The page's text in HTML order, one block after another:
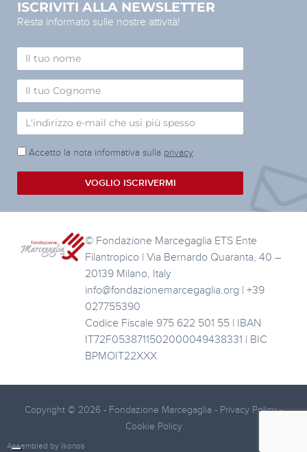
ISCRIVITI ALLA NEWSLETTER
Resta informato sulle nostre attività!
Accetto la nota informativa sulla privacy
VOGLIO ISCRIVERMI
© Fondazione Marcegaglia ETS Ente
Filantropico | Via Bernardo Quaranta, 40 –
20139 Milano, Italy
info@fondazionemarcegaglia.org | +39
027755390
Codice Fiscale 975 622 501 55 | IBAN
IT72F0538711502000049438331 | BIC
BPMOIT22XXX
Copyright © 2026 - Fondazione Marcegaglia - Privacy Policy-
Cookie Policy
Assembled by Ikonos